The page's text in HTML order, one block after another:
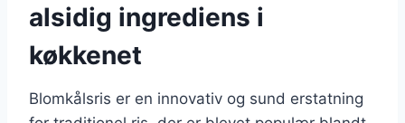
alsidig ingrediens i
køkkenet
Blomkålsris er en innovativ og sund erstatning